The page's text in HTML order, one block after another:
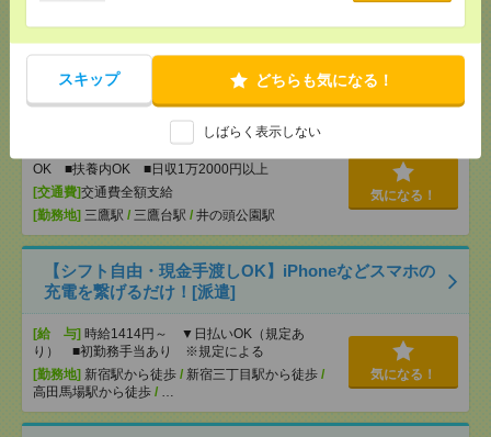
スキップ どちらも気になる！
しばらく表示しない
説明会参加で全員に【現金2千円相当プレゼント】生
活のお手伝い[派遣]
OK ■扶養内OK ■日収1万2000円以上
[交通費]交通費全額支給
[勤務地] 三鷹駅 / 三鷹台駅 / 井の頭公園駅
気になる！
【シフト自由・現金手渡しOK】iPhoneなどスマホの
充電を繋げるだけ！[派遣]
[給 与] 時給1414円～ ▼日払いOK（規定あ
り） ■初勤務手当あり ※規定による
[勤務地] 新宿駅から徒歩 / 新宿三丁目駅から徒歩 /
高田馬場駅から徒歩 / …
気になる！